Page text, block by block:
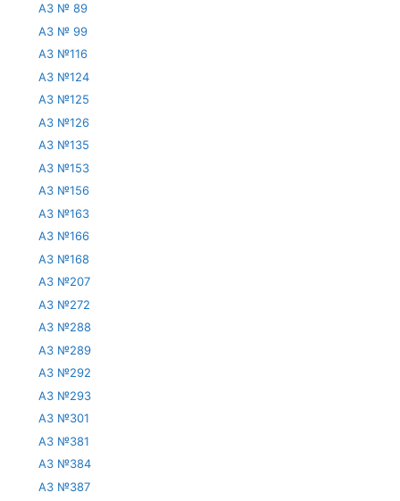
АЗ № 89
АЗ № 99
АЗ №116
АЗ №124
АЗ №125
АЗ №126
АЗ №135
АЗ №153
АЗ №156
АЗ №163
АЗ №166
АЗ №168
АЗ №207
АЗ №272
АЗ №288
АЗ №289
АЗ №292
АЗ №293
АЗ №301
АЗ №381
АЗ №384
АЗ №387